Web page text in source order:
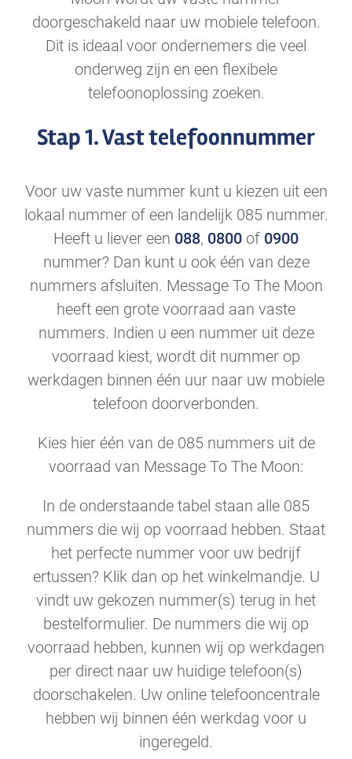
doorgeschakeld naar uw mobiele telefoon.
Dit is ideaal voor ondernemers die veel
onderweg zijn en een flexibele
telefoonoplossing zoeken.
Stap 1. Vast telefoonnummer
Voor uw vaste nummer kunt u kiezen uit een
lokaal nummer of een landelijk 085 nummer.
Heeft u liever een 088, 0800 of 0900
nummer? Dan kunt u ook één van deze
nummers afsluiten. Message To The Moon
heeft een grote voorraad aan vaste
nummers. Indien u een nummer uit deze
voorraad kiest, wordt dit nummer op
werkdagen binnen één uur naar uw mobiele
telefoon doorverbonden.
Kies hier één van de 085 nummers uit de
voorraad van Message To The Moon:
In de onderstaande tabel staan alle 085
nummers die wij op voorraad hebben. Staat
het perfecte nummer voor uw bedrijf
ertussen? Klik dan op het winkelmandje. U
vindt uw gekozen nummer(s) terug in het
bestelformulier. De nummers die wij op
voorraad hebben, kunnen wij op werkdagen
per direct naar uw huidige telefoon(s)
doorschakelen. Uw online telefooncentrale
hebben wij binnen één werkdag voor u
ingeregeld.